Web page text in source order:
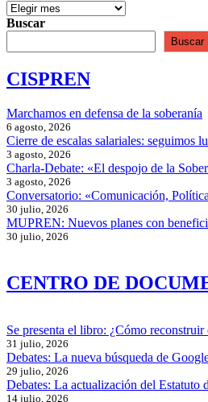
Buscar
Buscar
CISPREN
Marchamos en defensa de la soberanía
6 agosto, 2026
Cierre de escalas salariales: seguimos
3 agosto, 2026
Charla-Debate: «El despojo de la
3 agosto, 2026
Conversatorio: «Comunicación,
30 julio, 2026
MUPREN: Nuevos planes con
30 julio, 2026
CENTRO DE
Se presenta el libro: ¿Cómo reconstruir
31 julio, 2026
Debates: La nueva búsqueda de
29 julio, 2026
Debates: La actualización del Estatuto
14 julio, 2026